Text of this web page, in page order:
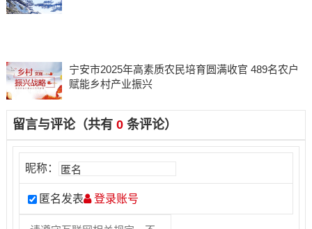
宁安市2025年高素质农民培育圆满收官 489名农户
赋能乡村产业振兴
留言与评论（共有 0条评论）
昵称：
匿名发表 登录账号